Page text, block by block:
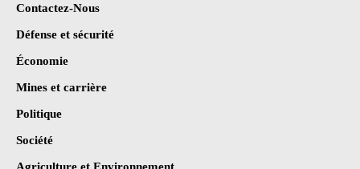
Contactez-Nous
Défense et sécurité
Économie
Mines et carrière
Politique
Société